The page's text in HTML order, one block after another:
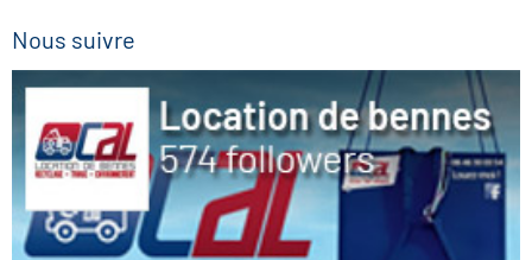
Nous suivre